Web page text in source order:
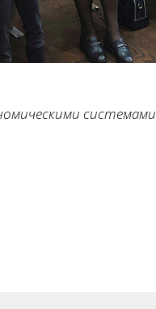
системами